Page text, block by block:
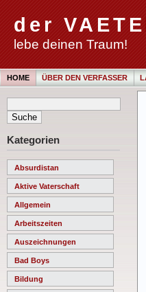
der
lebe deinen Traum!
HOME ÜBER DEN VERFASSER
Kategorien
Absurdistan
Aktive Vaterschaft
Allgemein
Arbeitszeiten
Auszeichnungen
Bad Boys
Bildung